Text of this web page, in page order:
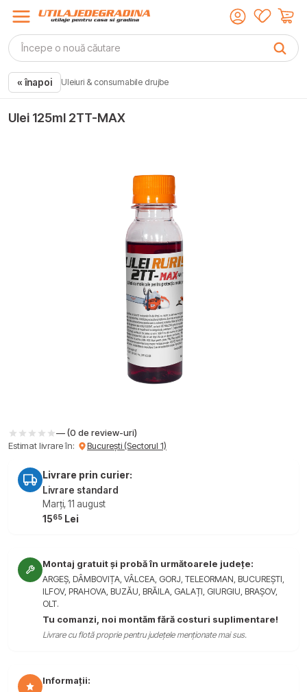
« înapoi Uleiuri & consumabile drujbe
Ulei 125ml 2TT-MAX
— (0 de review-uri)
Estimat livrare în:
București (Sectorul 1)
Livrare prin curier:
Livrare standard
Marți, 11 august
1565 Lei
Montaj gratuit și probă în următoarele județe:
ARGEȘ, DÂMBOVIȚA, VÂLCEA, GORJ, TELEORMAN, BUCUREȘTI,
ILFOV, PRAHOVA, BUZĂU, BRĂILA, GALAȚI, GIURGIU, BRAȘOV,
OLT.
Tu comanzi, noi montăm fără costuri suplimentare!
Livrare cu flotă proprie pentru județele menționate mai sus.
Informații: